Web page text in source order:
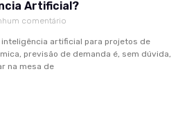
Artificial?
comentário
artificial para projetos de
previsão de demanda é, sem dúvida,
na mesa de